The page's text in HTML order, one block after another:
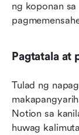
ng koponan
Pagtatala at
Tulad ng
Notion sa
huwag